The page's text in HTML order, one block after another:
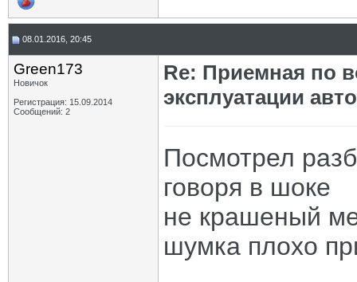
08.01.2016, 20:45
Green173
Новичок
Регистрация: 15.09.2014
Сообщений: 2
Re: Приемная по
эксплуатации
Посмотрел
говоря в шоке
не крашеный
шумка плохо